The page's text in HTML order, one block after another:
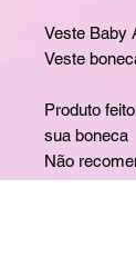
Veste Baby
Veste
Produto
sua boneca
Não
menores de